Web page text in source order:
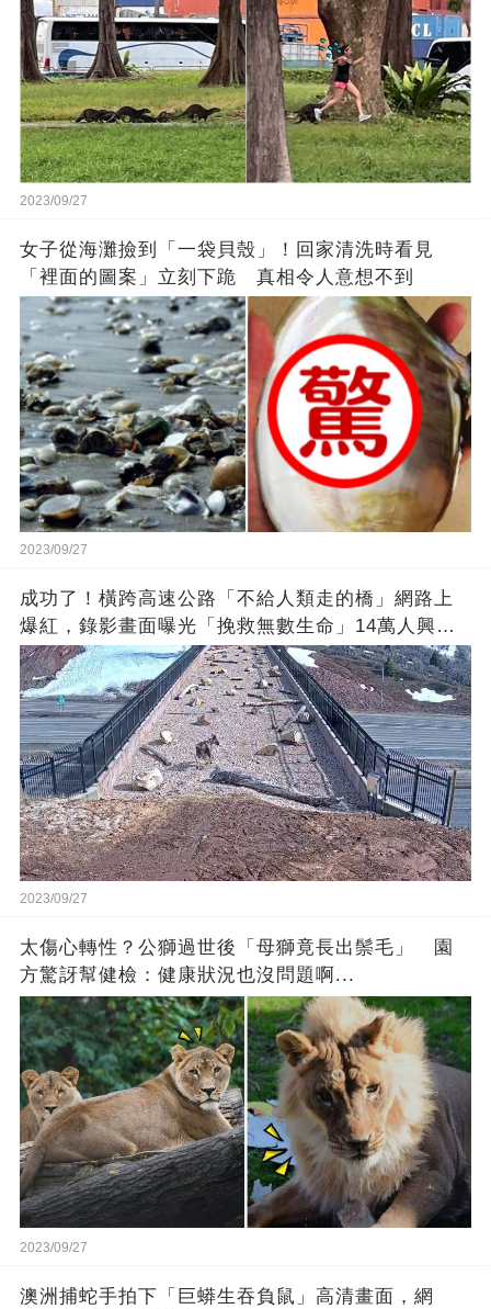
2023/09/27
女子從海灘撿到「一袋貝殼」！回家清洗時看見
「裡面的圖案」立刻下跪 真相令人意想不到
2023/09/27
成功了！橫跨高速公路「不給人類走的橋」網路上
爆紅，錄影畫面曝光「挽救無數生命」14萬人興奮
歡呼
2023/09/27
太傷心轉性？公獅過世後「母獅竟長出鬃毛」 園
方驚訝幫健檢：健康狀況也沒問題啊...
2023/09/27
澳洲捕蛇手拍下「巨蟒生吞負鼠」高清畫面，網